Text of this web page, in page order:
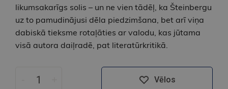
likumsakarīgs solis – un ne vien tādēļ, ka Šteinbergu
uz to pamudinājusi dēla piedzimšana, bet arī viņa
dabiskā tieksme rotaļāties ar valodu, kas jūtama
visā autora daiļradē, pat literatūrkritikā.
Vēlos